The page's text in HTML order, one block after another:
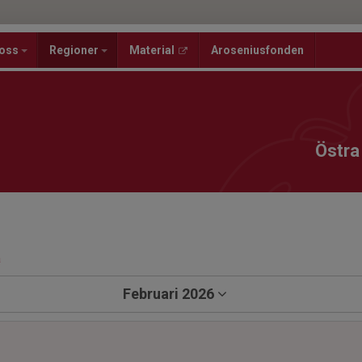
Regioner Material Aroseniusfonden
Februari 2026